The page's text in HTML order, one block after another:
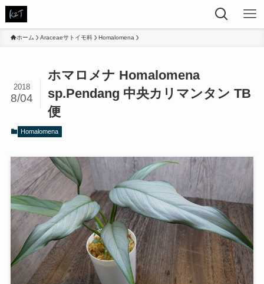
ホーム Araceaeサトイモ科 Homalomena
ホマロメナ Homalomena
sp.Pendang 中央カリマンタン TB
便
2018
8/04
Homalomena